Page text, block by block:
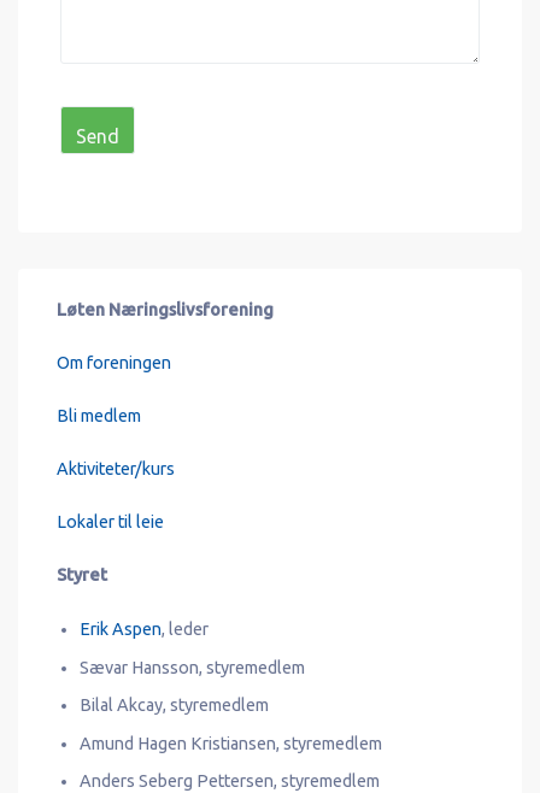
Løten Næringslivsforening
Om foreningen
Bli medlem
Aktiviteter/kurs
Lokaler til leie
Styret
Erik Aspen, leder
Sævar Hansson, styremedlem
Bilal Akcay, styremedlem
Amund Hagen Kristiansen, styremedlem
Anders Seberg Pettersen, styremedlem